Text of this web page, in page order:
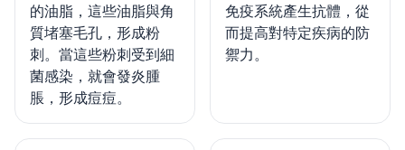
的油脂，這些油脂與角
質堵塞毛孔，形成粉
刺。當這些粉刺受到細
菌感染，就會發炎腫
脹，形成痘痘。
免疫系統產生抗體，從
而提高對特定疾病的防
禦力。